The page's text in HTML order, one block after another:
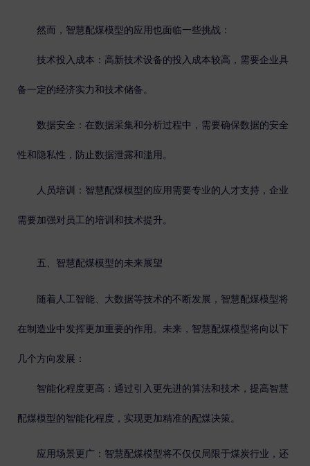
然而，智慧配煤模型的应用也面临一些挑战：
技术投入成本 ：高新技术设备的投入成本较高，需要企业具
备一定的经济实力和技术储备。
数据安全 ：在数据采集和分析过程中，需要确保数据的安全
性和隐私性，防止数据泄露和滥用。
人员培训 ：智慧配煤模型的应用需要专业的人才支持，企业
需要加强对员工的培训和技术提升。
五、智慧配煤模型的未来展望
随着人工智能、大数据等技术的不断发展，智慧配煤模型将
在制造业中发挥更加重要的作用。未来，智慧配煤模型将向以下
几个方向发展：
智能化程度更高 ：通过引入更先进的算法和技术，提高智慧
配煤模型的智能化程度，实现更加精准的配煤决策。
应用场景更广 ：智慧配煤模型将不仅仅局限于煤炭行业，还